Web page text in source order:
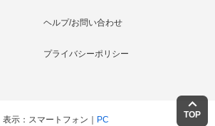
TOP
ヘルプ/お問い合わせ
プライバシーポリシー
表示 スマートフォン PC